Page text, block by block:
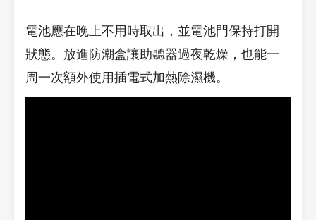
電池應在晚上不用時取出，並電池門保持打開
狀態。放進防潮盒讓助聽器過夜乾燥，也能一
周一次額外使用插電式加熱除濕機。